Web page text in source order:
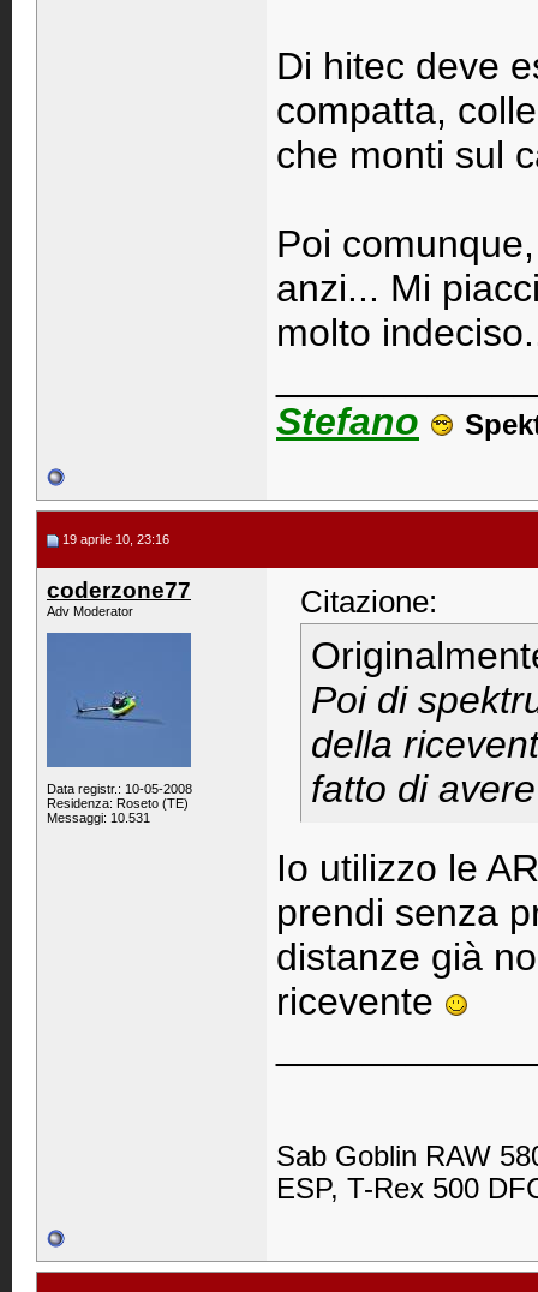
Di hitec deve
compatta,
che monti sul
Poi
anzi... Mi
molto
Stefano
19 aprile 10, 23:16
coderzone77
Adv Moderator
Data registr.: 10-05-2008
Residenza: Roseto (TE)
Messaggi: 10.531
Citazione:
Poi di
della
fatto di
Io utilizzo le
prendi senza
distanze già
ricevente
Sab Goblin RAW
ESP, T-Rex 500